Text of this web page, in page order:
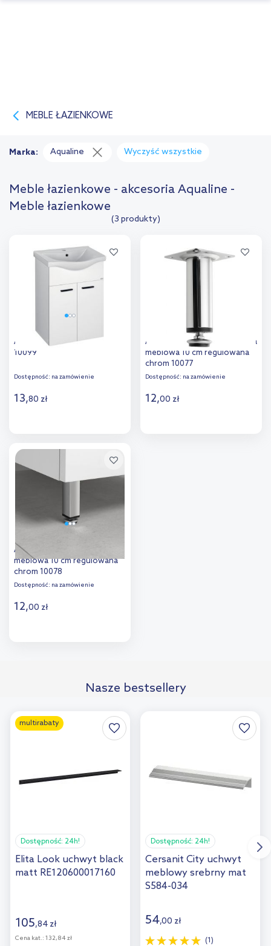
MEBLE ŁAZIENKOWE
Meble łazienkowe - akcesoria Aqualine -
Meble łazienkowe
(3 produkty)
Marka: Aqualine Wyczyść wszystkie
Aqualine Zina uchwyt czarny
10099
Dostępność: na zamówienie
13,80 zł
porównania
Aqualine Keramia Fresh nóżka
meblowa 10 cm regulowana
chrom 10077
Dostępność: na zamówienie
12,00 zł
Aqualine Zoja nóżka
meblowa 10 cm regulowana
chrom 10078
Dostępność: na zamówienie
12,00 zł
porównaniaNasze bestsellery
multirabaty
Dostępność: 24h!
Elita Look uchwyt black
matt RE120600017160
105,84 zł
Cena kat.: 132,84 zł
Dostępność: 24h!
Cersanit City uchwyt
meblowy srebrny mat
S584-034
54,00 zł
(1)